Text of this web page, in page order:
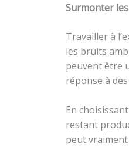
Surmonter
Travailler à
les bruits
peuvent être
réponse à
En
restant
peut